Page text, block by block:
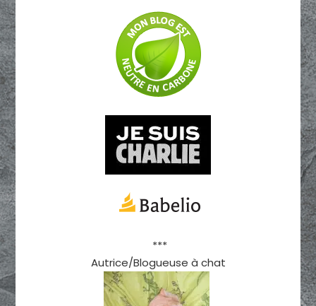
***
Autrice/Blogueuse à chat